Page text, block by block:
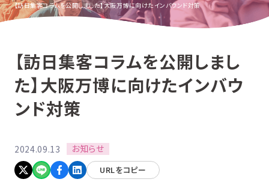
【訪日集客コラムを公開しました】大阪万博に向けたインバウンド対策
【訪日集客コラムを公開しまし
た】大阪万博に向けたインバウ
ンド対策
2024.09.13 お知らせ
URLをコピー